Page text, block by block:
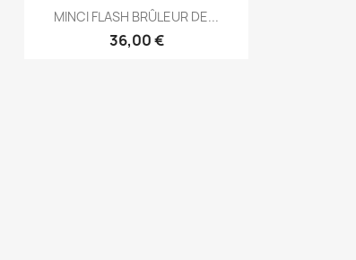
Aperçu rapide
MINCI FLASH BRÛLEUR DE...
36,00 €